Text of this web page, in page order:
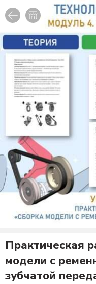
Практическая
модели с
зубчатой